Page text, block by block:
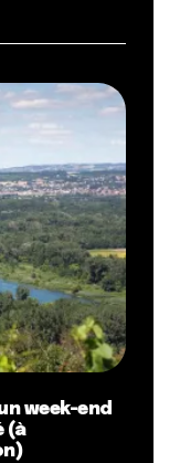
week-end
(à